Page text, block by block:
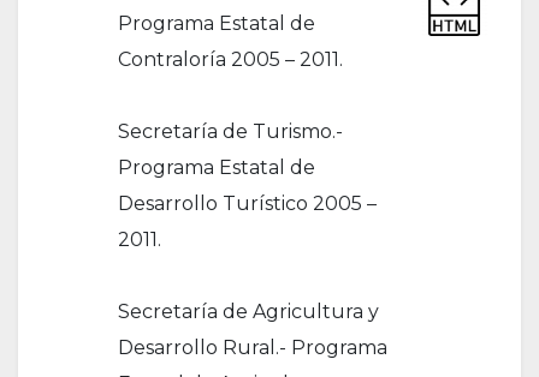
Programa Estatal de
Contraloría 2005 – 2011.
Secretaría de Turismo.-
Programa Estatal de
Desarrollo Turístico 2005 –
2011.
Secretaría de Agricultura y
Desarrollo Rural.- Programa